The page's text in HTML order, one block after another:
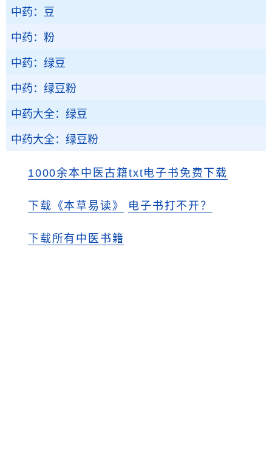
中药：豆
中药：粉
中药：绿豆
中药：绿豆粉
中药大全：绿豆
中药大全：绿豆粉
1000余本中医古籍txt电子书免费下载
下载《本草易读》 电子书打不开？
下载所有中医书籍